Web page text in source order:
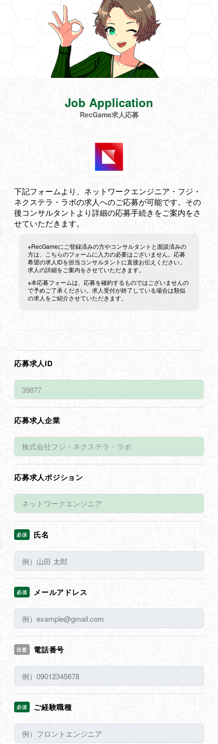
Job Application
RecGame求人応募
下記フォームより、ネットワークエンジニア・フジ・
ネクステラ・ラボの求人へのご応募が可能です。その
後コンサルタントより詳細の応募手続きをご案内をさ
せていただきます。
※RecGameにご登録済みの方やコンサルタントと面談済みの
方は、こちらのフォームに入力の必要はございません。応募
希望の求人IDを担当コンサルタントに直接お伝えください。
求人の詳細をご案内をさせていただきます。
※本応募フォームは、応募を確約するものではございませんの
で予めご了承ください。求人受付が終了している場合は類似
の求人をご紹介させていただきます。
応募求人ID
応募求人企業
応募求人ポジション
必須 氏名
必須 メールアドレス
任意 電話番号
必須 ご経験職種